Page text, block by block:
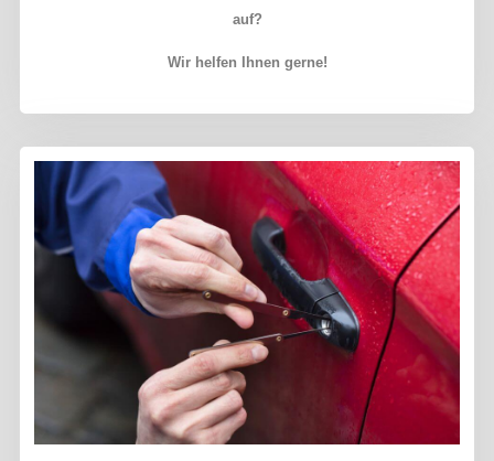
auf?
Wir helfen Ihnen gerne!